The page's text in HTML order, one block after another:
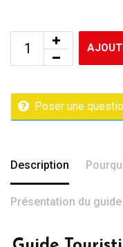
Poser une
Description
Présentation du guide